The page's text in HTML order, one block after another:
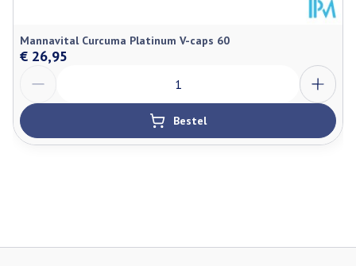
Mannavital Curcuma Platinum V-caps 60
€ 26,95
Bestel